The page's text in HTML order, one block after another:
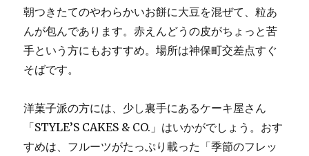
朝つきたてのやわらかいお餅に大豆を混ぜて、粒あ
んが包んであります。赤えんどうの皮がちょっと苦
手という方にもおすすめ。場所は神保町交差点すぐ
そばです。
洋菓子派の方には、少し裏手にあるケーキ屋さん
「STYLE’S CAKES & CO.」はいかがでしょう。おす
すめは、フルーツがたっぷり載った「季節のフレッ